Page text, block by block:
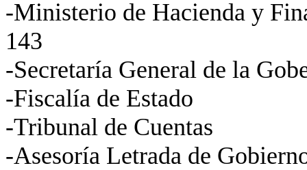
-Ministerio de Hacienda y
143
-Secretaría General de la
-Fiscalía de Estado
-Tribunal de Cuentas
-Asesoría Letrada de